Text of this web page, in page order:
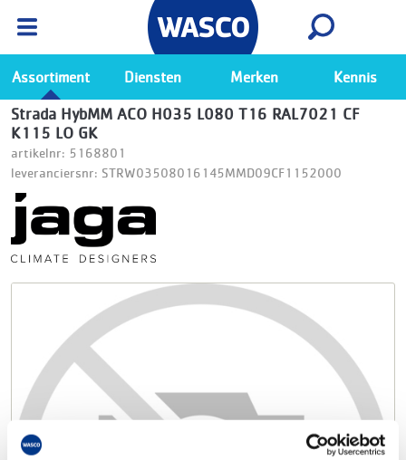
Ga naar de Wasco app
Bekijk
Assortiment Diensten Merken Kennis
Strada HybMM ACO H035 L080 T16 RAL7021 CF
K115 LO GK
artikelnr: 5168801
leveranciersnr: STRW03508016145MMD09CF1152000